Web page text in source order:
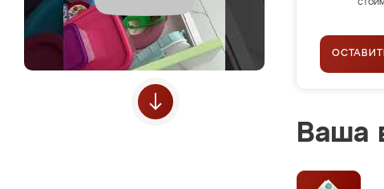
Ваша